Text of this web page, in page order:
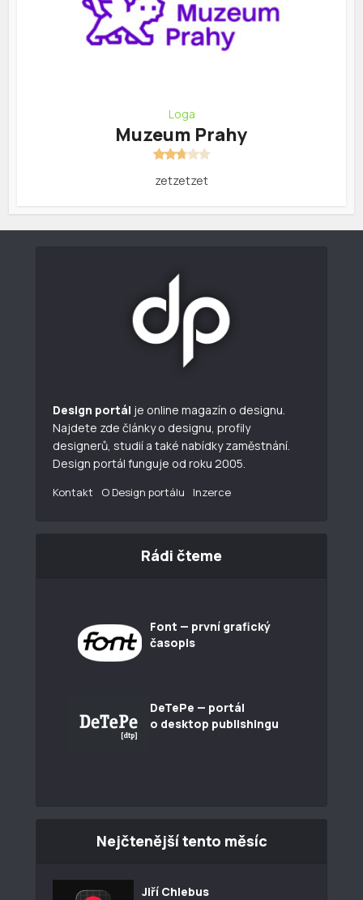
Loga
Muzeum Prahy
zetzetzet
Design portál je online magazín o designu.
Najdete zde články o designu, profily
designerů, studií a také nabídky zaměstnání.
Design portál funguje od roku 2005.
Kontakt O Design portálu Inzerce
Rádi čteme
Font — první grafický
časopis
DeTePe — portál
o desktop publishingu
Nejčtenější tento měsíc
Jiří Chlebus